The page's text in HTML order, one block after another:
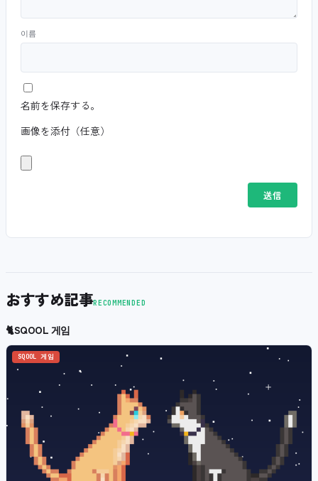
이름
名前を保存する。
画像を添付（任意）
おすすめ記事RECOMMENDED
🐈SQOOL 게임
SQOOL 게임